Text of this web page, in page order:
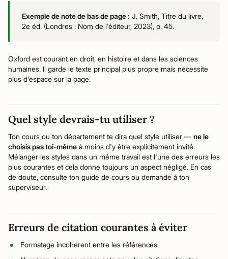
Exemple de note de bas de page : J. Smith, Titre du livre,
2e éd. (Londres : Nom de l'éditeur, 2023), p. 45.
Oxford est courant en droit, en histoire et dans les sciences
humaines. Il garde le texte principal plus propre mais nécessite
plus d'espace sur la page.
Quel style devrais-tu utiliser ?
Ton cours ou ton département te dira quel style utiliser — ne le
choisis pas toi-même à moins d'y être explicitement invité.
Mélanger les styles dans un même travail est l'une des erreurs les
plus courantes et cela donne toujours un aspect négligé. En cas
de doute, consulte ton guide de cours ou demande à ton
superviseur.
Erreurs de citation courantes à éviter
Formatage incohérent entre les références